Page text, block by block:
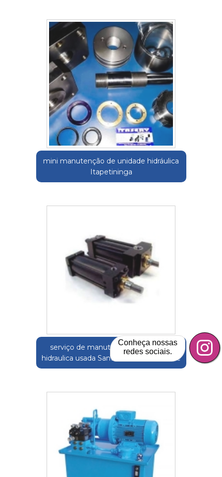
mini manutenção de unidade hidráulica
Itapetininga
serviço de manutenção de unidade
hidraulica usada Santo Antônio da Posse
Conheça nossas
redes sociais.